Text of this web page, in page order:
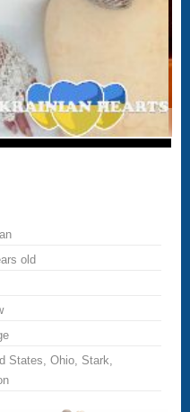
old
States, Ohio, Stark,